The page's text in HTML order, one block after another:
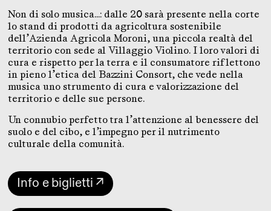
Non di solo musica…: dalle 20 sarà presente nella corte
lo stand di prodotti da agricoltura sostenibile
dell’Azienda Agricola Moroni, una piccola realtà del
territorio con sede al Villaggio Violino. I loro valori di
cura e rispetto per la terra e il consumatore riflettono
in pieno l’etica del Bazzini Consort, che vede nella
musica uno strumento di cura e valorizzazione del
territorio e delle sue persone.
Un connubio perfetto tra l’attenzione al benessere del
suolo e del cibo, e l’impegno per il nutrimento
culturale della comunità.
Info e biglietti ↗